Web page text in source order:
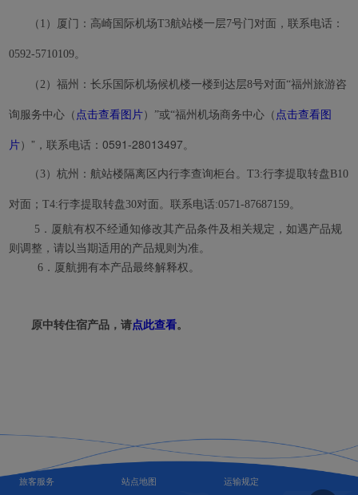
（1）厦门：高崎国际机场T3航站楼一层7号门对面，联系电话：
0592-5710109。
（2）福州：长乐国际机场候机楼一楼到达层8号对面“福州旅游咨
询服务中心 （ 点击查看图片） ”或“福州机场商务中心（ 点击查看图
片）”，联系电话：0591-28013497。
（3） 杭州：航站楼隔离区内行李查询柜台。T3:行李提取转盘B10
对面；T4:行李提取转盘30对面。联系电话:0571-87687159。
5．厦航有权不经通知修改其产品条件及相关规定，如遇产品规
则调整，请以当期适用的产品规则为准。
6． 厦航拥有本产品最终解释权。
原中转住宿产品，请点此查看。
旅客服务 站点地图 运输规定